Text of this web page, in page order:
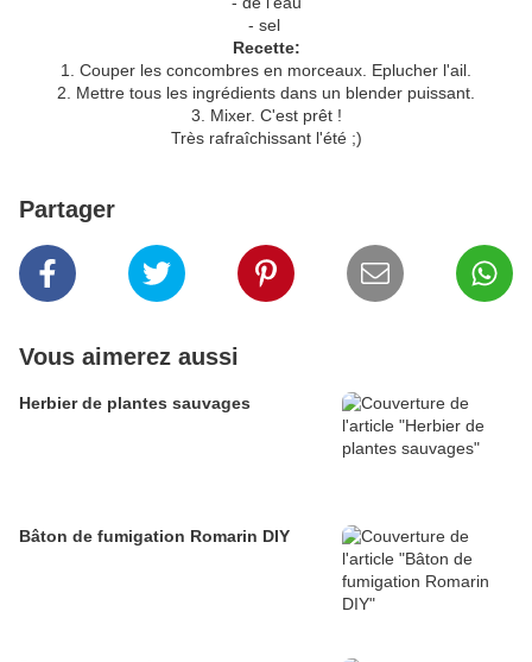
- sel
Recette:
1. Couper les concombres en morceaux. Eplucher l'ail.
2. Mettre tous les ingrédients dans un blender puissant.
3. Mixer. C'est prêt !
Très rafraîchissant l'été ;)
Partager
Vous aimerez aussi
Herbier de plantes sauvages
Bâton de fumigation Romarin DIY